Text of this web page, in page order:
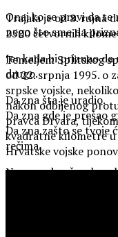
Trajala je od 8. rujna
2500 četvornih
Temeljem Splitskog
od 22. srpnja 1995. o
srpske vojske,
nakon odbijenog
pravca Drvara,
kvadratne kilometre
Hrvatske vojske
Onaj ko se pravi da
nego što sme da
Jer kada bi priznao
drugo.
Da zna šta je uradio.
Da zna gde je prešao
Da zna zašto se tvoje
rečima.
Nepravedan čovek